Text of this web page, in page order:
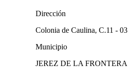
Dirección
Colonia de Caulina, C.11 - 03
Municipio
JEREZ DE LA FRONTERA